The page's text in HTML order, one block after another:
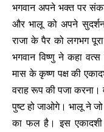
भगवान अपने भक्त पर
और भालू को अपने
राजा के पैर को लगभग
भगवान विष्णु ने कहा
मास के कृष्ण पक्ष की
वराह रूप की पजा करना।
पुष्ट हो जाओगे। भालू ने जो
का फल है। इस एकादशी